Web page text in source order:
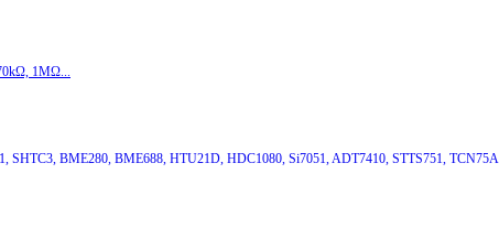
1MΩ...
BME280, BME688, HTU21D, HDC1080, Si7051, ADT7410, STTS751, TCN75A